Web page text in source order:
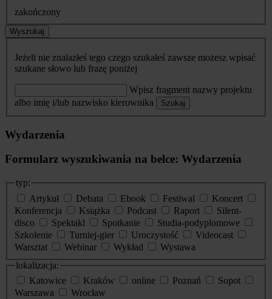
zakończony
Wyszukaj
Jeżeli nie znalazłeś tego czego szukałeś zawsze możesz wpisać
szukane słowo lub frazę poniżej
Wpisz fragment nazwy projektu
albo imię i/lub nazwisko kierownika
Szukaj
Wydarzenia
Formularz wyszukiwania na belce: Wydarzenia
typ:
Artykuł
Debata Ebook Festiwal
Koncert
Konferencja
Książka Podcast Raport
Silent-
disco
Spektakl Spotkanie
Studia-podyplomowe
Szkolenie
Turniej-gier Uroczystość
Videocast
Warsztat
Webinar Wykład
Wystawa
lokalizacja:
Katowice
Kraków online Poznań
Sopot
Warszawa
Wrocław